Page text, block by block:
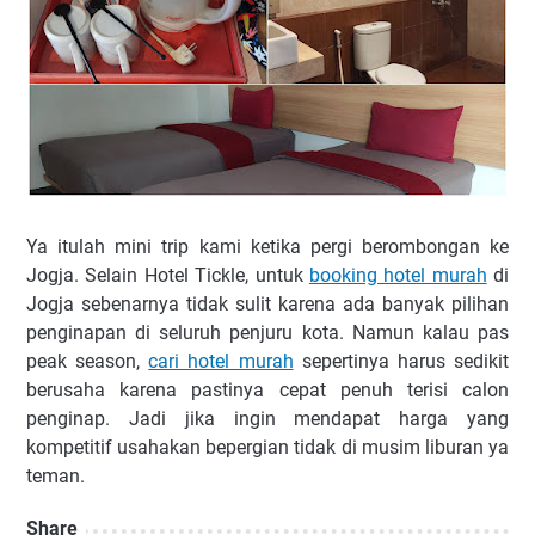
Ya itulah mini trip kami ketika pergi berombongan ke
Jogja. Selain Hotel Tickle, untuk booking hotel murah di
Jogja sebenarnya tidak sulit karena ada banyak pilihan
penginapan di seluruh penjuru kota. Namun kalau pas
peak season,cari hotel murah sepertinya harus sedikit
berusaha karena pastinya cepat penuh terisi calon
penginap. Jadi jika ingin mendapat harga yang
kompetitif usahakan bepergian tidak di musim liburan ya
teman.
Share